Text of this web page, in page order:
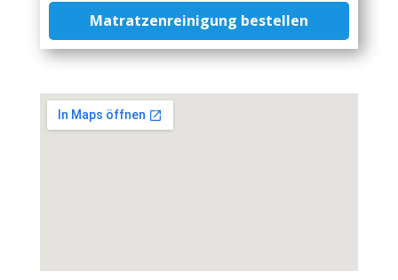
Matratzenreinigung bestellen